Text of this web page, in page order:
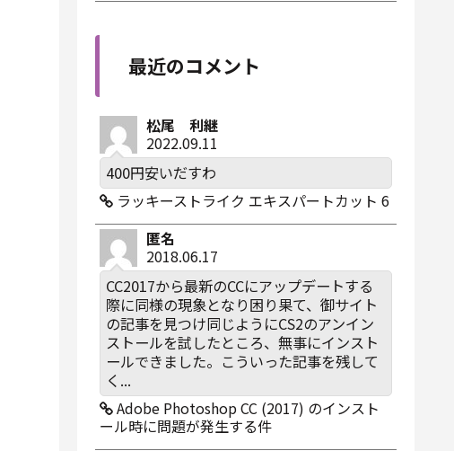
最近のコメント
松尾 利継
2022.09.11
400円安いだすわ
ラッキーストライク エキスパートカット 6
匿名
2018.06.17
CC2017から最新のCCにアップデートする
際に同様の現象となり困り果て、御サイト
の記事を見つけ同じようにCS2のアンイン
ストールを試したところ、無事にインスト
ールできました。こういった記事を残して
く...
Adobe Photoshop CC (2017) のインスト
ール時に問題が発生する件